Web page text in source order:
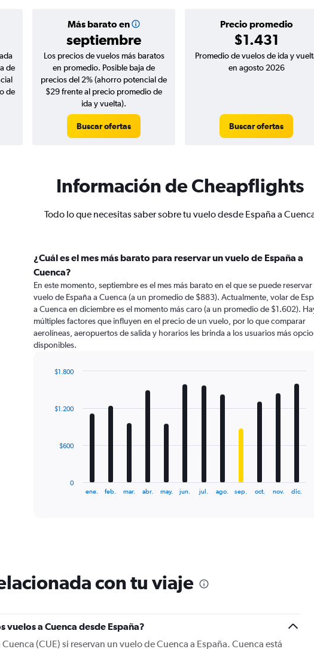
Más barato en
septiembre
Precio promedio
$1.431
de
de
Los precios de vuelos más baratos
en promedio. Posible baja de
precios del 2% (ahorro potencial de
$29 frente al precio promedio de
ida y vuelta).
Buscar ofertas
Promedio de vuelos de ida y
en agosto 2026
Buscar ofertas
Información de Cheapflights
Todo lo que necesitas saber sobre tu vuelo desde España a
¿Cuál es el mes más barato para reservar un vuelo de España a
Cuenca?
En este momento, septiembre es el mes más barato en el que se puede
vuelo de España a Cuenca (a un promedio de $883). Actualmente, volar de
a Cuenca en diciembre es el momento más caro (a un promedio de $1.602).
múltiples factores que influyen en el precio de un vuelo, por lo que comparar
aerolíneas, aeropuertos de salida y horarios les brinda a los usuarios más
disponibles.
12
The
chart
has
Y
axis
displaying
ene. feb. mar. abr. may. jun. jul. ago. sep. oct. nov. dic.
0
$600
$1.200
$1.800
con tu viaje
a Cuenca desde España?
(CUE) si reservan un vuelo de Cuenca a España. Cuenca está